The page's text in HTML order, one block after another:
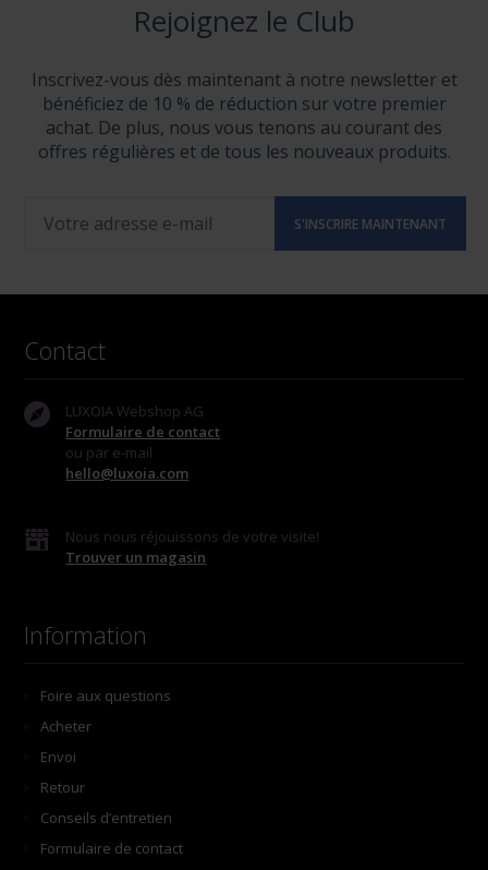
Rejoignez le Club
Inscrivez-vous dès maintenant à notre newsletter et
bénéficiez de 10 % de réduction sur votre premier
achat. De plus, nous vous tenons au courant des
offres régulières et de tous les nouveaux produits.
Contact
LUXOIA Webshop AG
Formulaire de contact
ou par e-mail
hello@luxoia.com
Nous nous réjouissons de votre visite!
Trouver un magasin
Information
Foire aux questions
Acheter
Envoi
Retour
Conseils d’entretien
Formulaire de contact